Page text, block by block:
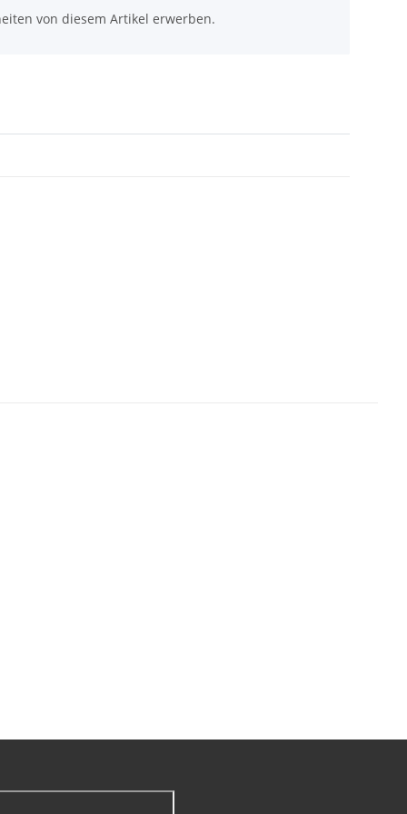
von diesem Artikel erwerben.